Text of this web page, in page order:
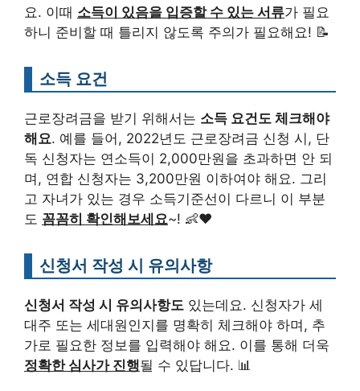
요. 이때 소득이 있음을 입증할 수 있는 서류가 필요
하니 준비할 때 틀리지 않도록 주의가 필요해요! 📝
소득 요건
근로장려금을 받기 위해서는 소득 요건도 체크해야
해요. 예를 들어, 2022년도 근로장려금 신청 시, 단
독 신청자는 연소득이 2,000만원을 초과하면 안 되
며, 연합 신청자는 3,200만원 이하여야 해요. 그리
고 자녀가 있는 경우 소득기준선이 다르니 이 부분
도 꼼꼼히 확인해보세요~! 👶❤️
신청서 작성 시 유의사항
신청서 작성 시 유의사항도 있는데요. 신청자가 세
대주 또는 세대원인지를 명확히 체크해야 하며, 추
가로 필요한 정보를 입력해야 해요. 이를 통해 더욱
정확한 심사가 진행될 수 있답니다. 📊